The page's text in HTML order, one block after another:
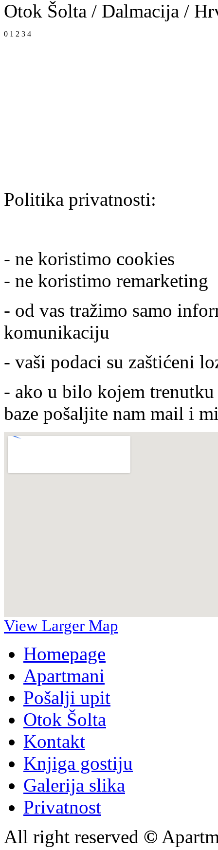
Otok Šolta / Dalmacija /
0 1 2 3 4
Politika privatnosti:
- ne koristimo cookies
- ne koristimo remarketing
- od vas tražimo samo
komunikaciju
- vaši podaci su zaštićeni
- ako u bilo kojem trenutku
baze pošaljite nam mail i
View Larger Map
Homepage
Apartmani
Pošalji upit
Otok Šolta
Kontakt
Knjiga gostiju
Galerija slika
Privatnost
All right reserved ©